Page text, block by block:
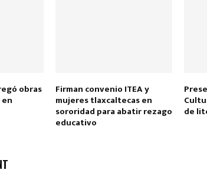
obras Firman convenio ITEA y
mujeres tlaxcaltecas en
sororidad para abatir rezago
educativo
de